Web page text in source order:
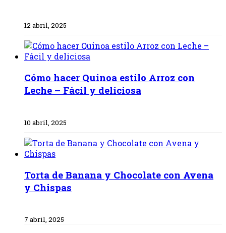
12 abril, 2025
Cómo hacer Quinoa estilo Arroz con
Leche – Fácil y deliciosa
10 abril, 2025
Torta de Banana y Chocolate con Avena
y Chispas
7 abril, 2025